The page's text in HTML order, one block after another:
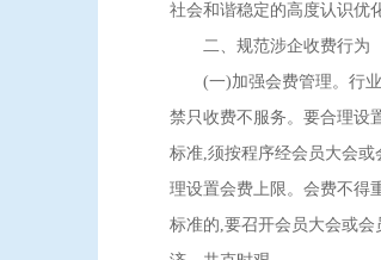
社会和谐稳定的高度认识优
二、规范涉企收费行为
(一)加强会费管理。行业
禁只收费不服务。要合理设
标准,须按程序经会员大会
理设置会费上限。会费不得
标准的,要召开会员大会或